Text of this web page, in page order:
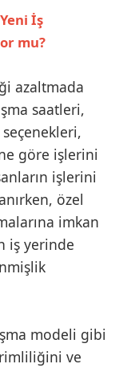
İş
mu?
azaltmada
saatleri,
göre işlerini
işlerini
özel
imkan
iş yerinde
modeli gibi
ve